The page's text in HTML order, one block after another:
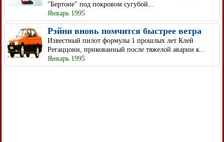
"Бертоне" под покровом сугубой...
Январь 1995
Рэйни вновь помчится быстрее ветра
Известный пилот формулы 1 прошлых лет Клей
Регаццони, прикованный после тяжелой аварии к...
Январь 1995